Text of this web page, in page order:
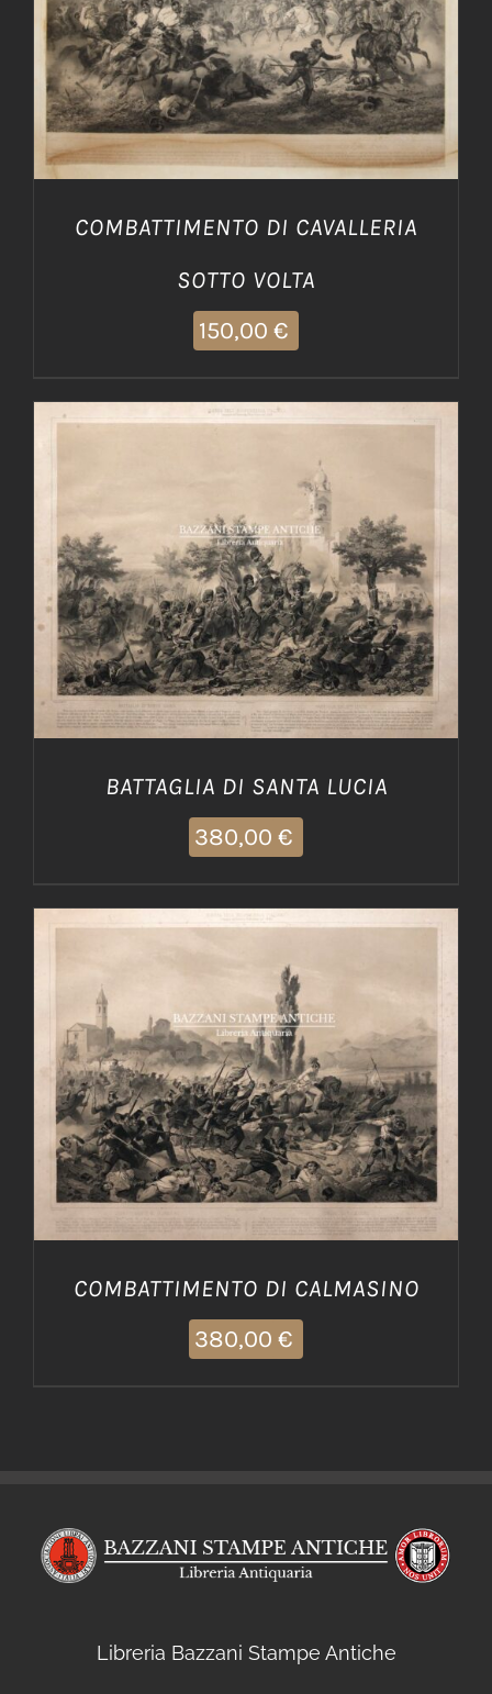
AGGIUNGI AL CARRELLO / DETTAGLI
COMBATTIMENTO DI CAVALLERIA
SOTTO VOLTA
150,00 €
AGGIUNGI AL CARRELLO / DETTAGLI
BATTAGLIA DI SANTA LUCIA
380,00 €
AGGIUNGI AL CARRELLO / DETTAGLI
COMBATTIMENTO DI CALMASINO
380,00 €
Libreria Bazzani Stampe Antiche